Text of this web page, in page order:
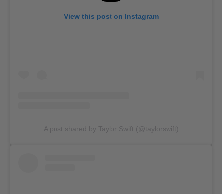
View this post on Instagram
A post shared by Taylor Swift (@taylorswift)